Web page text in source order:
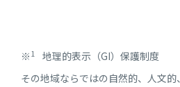
※ 1 地理的表示（GI）保護制度
その地域ならではの自然的、人文